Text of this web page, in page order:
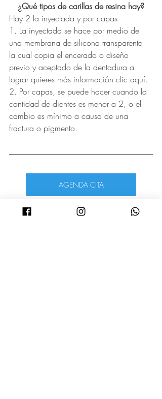
¿Qué tipos de carillas de resina hay?
Hay 2 la inyectada y por capas
1. La inyectada se hace por medio de
una membrana de silicona transparente
la cual copia el encerado o diseño
previo y aceptado de la dentadura a
lograr quieres más información clic aquí.
2. Por capas, se puede hacer cuando la
cantidad de dientes es menor a 2, o el
cambio es mínimo a causa de una
fractura o pigmento.
AGENDA CITA